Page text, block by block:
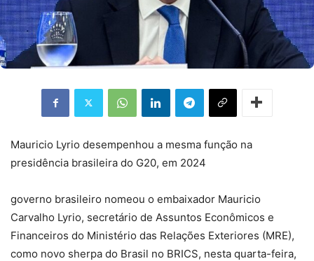
Mauricio Lyrio desempenhou a mesma função na
presidência brasileira do G20, em 2024
governo brasileiro nomeou o embaixador Mauricio
Carvalho Lyrio, secretário de Assuntos Econômicos e
Financeiros do Ministério das Relações Exteriores (MRE),
como novo sherpa do Brasil no BRICS, nesta quarta-feira,